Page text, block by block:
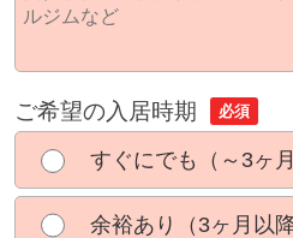
ご希望の入居時期 必須
すぐにでも（～3ヶ月
余裕あり（3ヶ月以降